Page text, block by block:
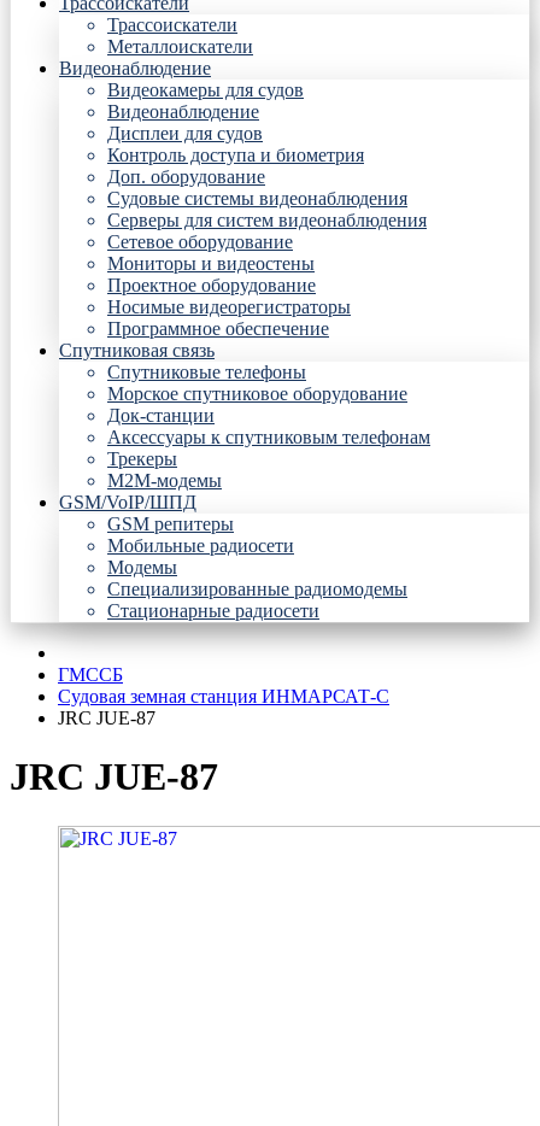
Трассоискатели
Металлоискатели
Видеонаблюдение
Видеокамеры для судов
Видеонаблюдение
Дисплеи для судов
Контроль доступа и биометрия
Доп. оборудование
Судовые системы видеонаблюдения
Серверы для систем видеонаблюдения
Сетевое оборудование
Мониторы и видеостены
Проектное оборудование
Носимые видеорегистраторы
Программное обеспечение
Спутниковая связь
Спутниковые телефоны
Морское спутниковое оборудование
Док-станции
Аксессуары к спутниковым телефонам
Трекеры
М2М-модемы
GSM/VoIP/ШПД
GSM репитеры
Мобильные радиосети
Модемы
Специализированные радиомодемы
Стационарные радиосети
ГМССБ
Судовая земная станция ИНМАРСАТ-С
JRC JUE-87
JRC JUE-87